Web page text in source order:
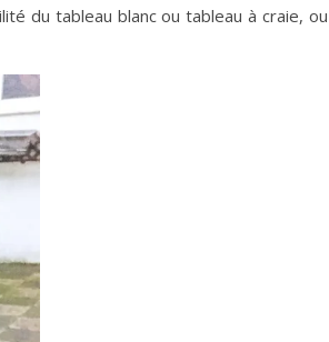
du tableau blanc ou tableau à craie, ou